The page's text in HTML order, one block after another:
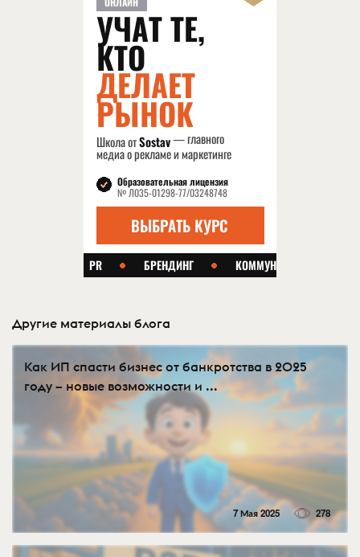
Другие материалы блога
Как ИП спасти бизнес от банкротства в 2025
году – новые возможности и ...
7 Мая 2025 278